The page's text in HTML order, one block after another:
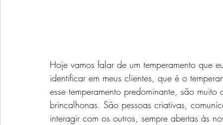
Hoje vamos falar de um temperamento que
identificar em meus clientes, que é o
esse temperamento predominante, são
brincalhonas. São pessoas criativas,
interagir com os outros, sempre abertas às